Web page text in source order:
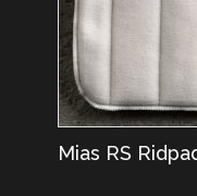
Mias RS